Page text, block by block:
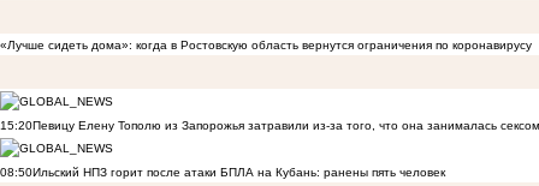
«Лучше сидеть дома»: когда в Ростовскую область вернутся ограничения по коронавирусу
15:20Певицу Елену Тополю из Запорожья затравили из-за того, что она занималась
08:50Ильский НПЗ горит после атаки БПЛА на Кубань: ранены пять человек